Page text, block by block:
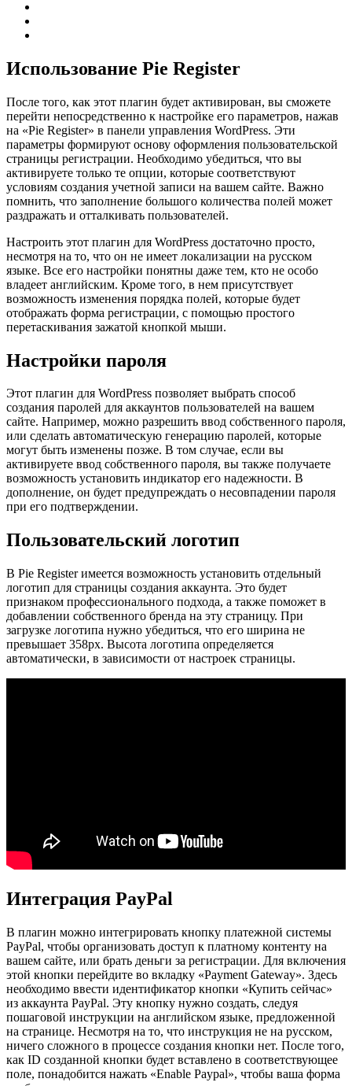
Использование Pie Register
После того, как этот плагин будет активирован, вы сможете
перейти непосредственно к настройке его параметров, нажав
на «Pie Register» в панели управления WordPress. Эти
параметры формируют основу оформления пользовательской
страницы регистрации. Необходимо убедиться, что вы
активируете только те опции, которые соответствуют
условиям создания учетной записи на вашем сайте. Важно
помнить, что заполнение большого количества полей может
раздражать и отталкивать пользователей.
Настроить этот плагин для WordPress достаточно просто,
несмотря на то, что он не имеет локализации на русском
языке. Все его настройки понятны даже тем, кто не особо
владеет английским. Кроме того, в нем присутствует
возможность изменения порядка полей, которые будет
отображать форма регистрации, с помощью простого
перетаскивания зажатой кнопкой мыши.
Настройки пароля
Этот плагин для WordPress позволяет выбрать способ
создания паролей для аккаунтов пользователей на вашем
сайте. Например, можно разрешить ввод собственного пароля,
или сделать автоматическую генерацию паролей, которые
могут быть изменены позже. В том случае, если вы
активируете ввод собственного пароля, вы также получаете
возможность установить индикатор его надежности. В
дополнение, он будет предупреждать о несовпадении пароля
при его подтверждении.
Пользовательский логотип
В Pie Register имеется возможность установить отдельный
логотип для страницы создания аккаунта. Это будет
признаком профессионального подхода, а также поможет в
добавлении собственного бренда на эту страницу. При
загрузке логотипа нужно убедиться, что его ширина не
превышает 358px. Высота логотипа определяется
автоматически, в зависимости от настроек страницы.
Интеграция PayPal
В плагин можно интегрировать кнопку платежной системы
PayPal, чтобы организовать доступ к платному контенту на
вашем сайте, или брать деньги за регистрации. Для включения
этой кнопки перейдите во вкладку «Payment Gateway». Здесь
необходимо ввести идентификатор кнопки «Купить сейчас»
из аккаунта PayPal. Эту кнопку нужно создать, следуя
пошаговой инструкции на английском языке, предложенной
на странице. Несмотря на то, что инструкция не на русском,
ничего сложного в процессе создания кнопки нет. После того,
как ID созданной кнопки будет вставлено в соответствующее
поле, понадобится нажать «Enable Paypal», чтобы ваша форма